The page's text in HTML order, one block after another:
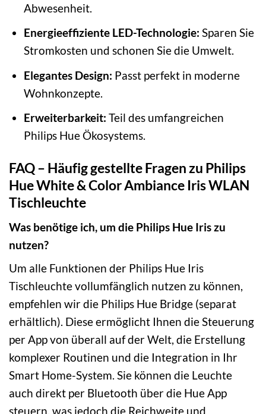
Abwesenheit.
Energieeffiziente LED-Technologie: Sparen Sie
Stromkosten und schonen Sie die Umwelt.
Elegantes Design: Passt perfekt in moderne
Wohnkonzepte.
Erweiterbarkeit: Teil des umfangreichen
Philips Hue Ökosystems.
FAQ – Häufig gestellte Fragen zu Philips
Hue White & Color Ambiance Iris WLAN
Tischleuchte
Was benötige ich, um die Philips Hue Iris zu
nutzen?
Um alle Funktionen der Philips Hue Iris
Tischleuchte vollumfänglich nutzen zu können,
empfehlen wir die Philips Hue Bridge (separat
erhältlich). Diese ermöglicht Ihnen die Steuerung
per App von überall auf der Welt, die Erstellung
komplexer Routinen und die Integration in Ihr
Smart Home-System. Sie können die Leuchte
auch direkt per Bluetooth über die Hue App
steuern, was jedoch die Reichweite und